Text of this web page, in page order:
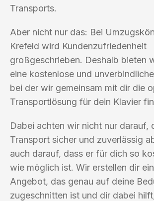
Transports.
Aber nicht nur das: Bei
Krefeld wird Kundenzufriedenheit
großgeschrieben. Deshalb bieten
eine kostenlose und
bei der wir gemeinsam mit dir die
Transportlösung für dein Klavier
Dabei achten wir nicht nur darauf,
Transport sicher und zuverlässig
auch darauf, dass er für dich so
wie möglich ist. Wir erstellen dir
Angebot, das genau auf deine
zugeschnitten ist und dir dabei